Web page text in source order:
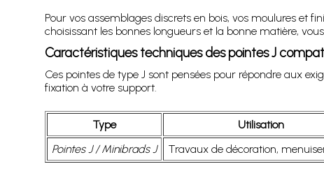
Pour vos assemblages discrets en bois, vos moulures et
choisissant les bonnes longueurs et la bonne matière,
Caractéristiques techniques des pointes J
Ces pointes de type J sont pensées pour répondre aux
fixation à votre support.
Type Utilisation
Pointes J / Minibrads J
Travaux de décoration,